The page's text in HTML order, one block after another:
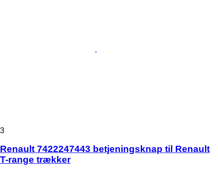
3
Renault 7422247443 betjeningsknap til Renault
T-range trækker